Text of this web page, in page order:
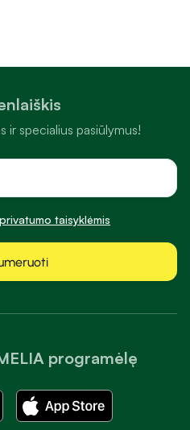
programėlę
ir specialius pasiūlymus!
privatumo taisyklėmis